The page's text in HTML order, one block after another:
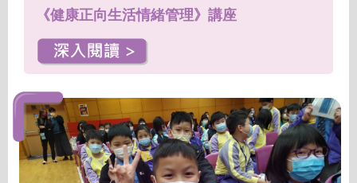
《健康正向生活情緒管理》講座